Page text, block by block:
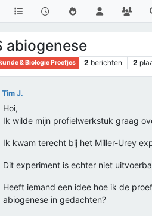
abiogenese
& Biologie Proefjes 2 berichten 2
Tim J.
Hoi,
Ik wilde mijn profielwerkstuk graag
Ik kwam terecht bij het Miller-Urey
Dit experiment is echter niet
Heeft iemand een idee hoe ik de
abiogenese in gedachten?